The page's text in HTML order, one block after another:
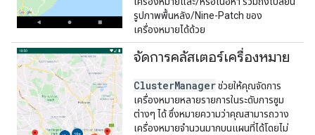
รูปภาพพื้นหลัง/Nine-Patch ของ
เครื่องหมายได้ด้วย
จัดการคลัสเตอร์เครื่องหมาย
ClusterManagerช่วยให้คุณจัดการ
เครื่องหมายหลายรายการในระดับการซูม
ต่างๆ ได้ ซึ่งหมายความว่าคุณสามารถวาง
เครื่องหมายจำนวนมากบนแผนที่ได้โดยไม่